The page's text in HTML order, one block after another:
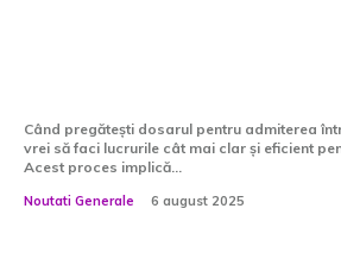
Când pregătești dosarul pentru admiterea
vrei să faci lucrurile cât mai clar și eficient
Acest proces implică...
Noutati Generale 6 august 2025